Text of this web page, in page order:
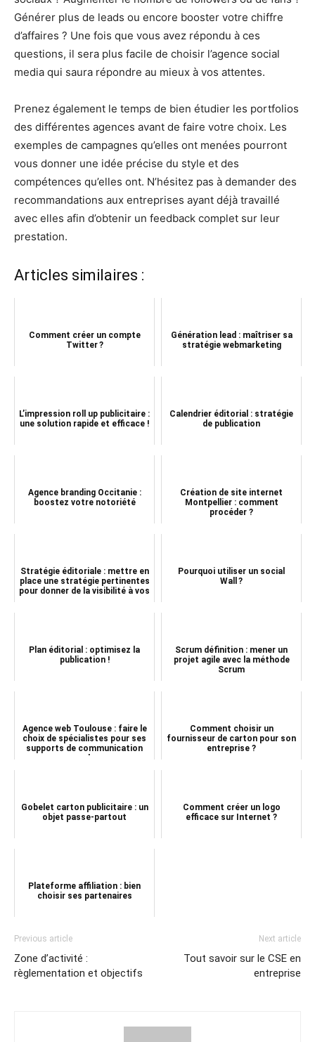
Générer plus de leads ou encore booster votre chiffre
d’affaires ? Une fois que vous avez répondu à ces
questions, il sera plus facile de choisir l’agence social
media qui saura répondre au mieux à vos attentes.
Prenez également le temps de bien étudier les portfolios
des différentes agences avant de faire votre choix. Les
exemples de campagnes qu’elles ont menées pourront
vous donner une idée précise du style et des
compétences qu’elles ont. N’hésitez pas à demander des
recommandations aux entreprises ayant déjà travaillé
avec elles afin d’obtenir un feedback complet sur leur
prestation.
Articles similaires :
Comment créer un compte
Twitter ?
Génération lead : maîtriser sa
stratégie webmarketing
L’impression roll up publicitaire :
une solution rapide et efficace !
Calendrier éditorial : stratégie
de publication
Agence branding Occitanie :
boostez votre notoriété
Création de site internet
Montpellier : comment
procéder ?
Stratégie éditoriale : mettre en
place une stratégie pertinentes
pour donner de la visibilité à vos
Pourquoi utiliser un social
Wall ?
Plan éditorial : optimisez la
publication !
Scrum définition : mener un
projet agile avec la méthode
Scrum
Agence web Toulouse : faire le
choix de spécialistes pour ses
supports de communication
web
Comment choisir un
fournisseur de carton pour son
entreprise ?
Gobelet carton publicitaire : un
objet passe-partout
Comment créer un logo
efficace sur Internet ?
Plateforme affiliation : bien
choisir ses partenaires
Previous article
Zone d’activité :
règlementation et objectifs
Next article
Tout savoir sur le CSE en
entreprise